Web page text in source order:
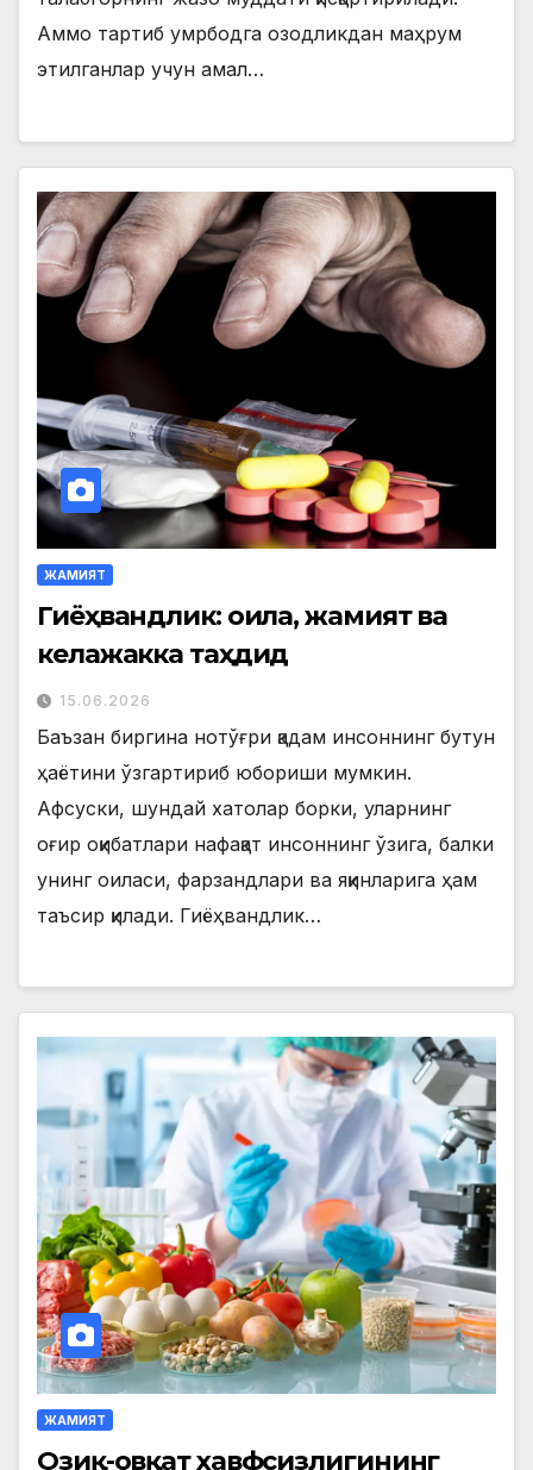
Аммо тартиб умрбодга озодликдан маҳрум
этилганлар учун амал…
ЖАМИЯТ
Гиёҳвандлик: оила, жамият ва
келажакка таҳдид
15.06.2026
Баъзан биргина нотўғри қадам инсоннинг бутун
ҳаётини ўзгартириб юбориши мумкин.
Афсуски, шундай хатолар борки, уларнинг
оғир оқибатлари нафақат инсоннинг ўзига, балки
унинг оиласи, фарзандлари ва яқинларига ҳам
таъсир қилади. Гиёҳвандлик…
ЖАМИЯТ
Озиқ-овқат хавфсизлигининг